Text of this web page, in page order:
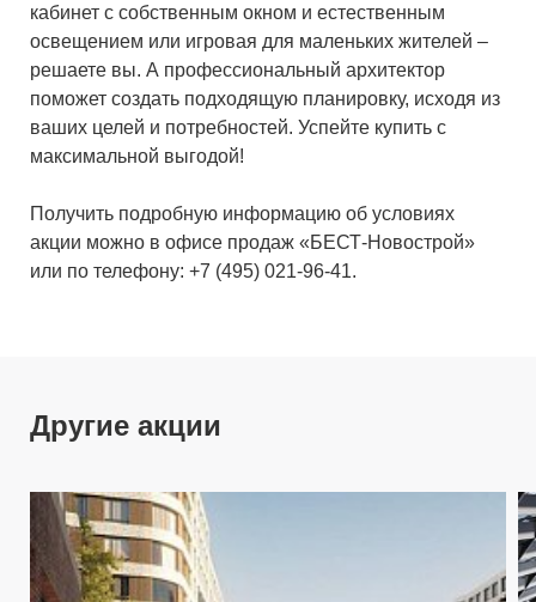
кабинет с собственным окном и естественным
освещением или игровая для маленьких жителей –
решаете вы. А профессиональный архитектор
поможет создать подходящую планировку, исходя из
ваших целей и потребностей. Успейте купить с
максимальной выгодой!
Получить подробную информацию об условиях
акции можно в офисе продаж «БЕСТ-Новострой»
или по телефону: +7 (495) 021-96-41.
Другие акции